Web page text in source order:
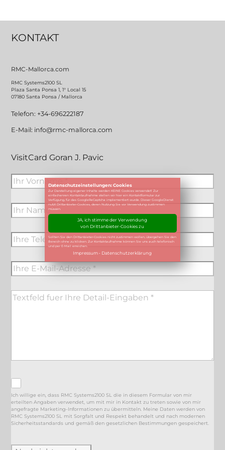
KONTAKT
RMC-Mallorca.com
RMC Systems2100 SL
Plaza Santa Ponsa 1, 1° Local 15
07180 Santa Ponsa / Mallorca
Telefon: +34-696222187
E-Mail: info@rmc-mallorca.com
VisitCard Goran J. Pavic
Ich willige ein, dass RMC Systems2100 SL die in diesem Formular von mir
erteilten Angaben verwendet, um mit mir in Kontakt zu treten sowie von mir
angefragte Marketing-Informationen zu übermitteln. Meine Daten werden von
RMC Systems2100 SL mit Sorgfalt und Respekt behandelt und nach modernen
Sicherheitsstandards und gemäß den gesetzlichen Bestimmungen gespeichert.
Datenschutzeinstellungen: Cookies
Zur Darstellung eigener Inhalte werden KEINE Cookies verwendet! Zur
einfachenren Kontaktaufnahme stellen wir hier ein Kontaktformular zur
Verfügung, für das GoogleReCaptcha implementiert wurde. Dieser GoogleDienst
nutzt Drittanbieter-Cookies, deren Nutzung Sie vor Verwendung zustimmen
müssen.
JA, ich stimme der Verwendung
von Drittanbieter-Cookies zu
Sollten Sie den Drittanbieter-Cookies nicht zustimmen wollen, übergehen Sie den
Bereich ohne zu klicken. Zur Kontaktaufnahme können Sie uns auch telefonisch
und per E-Mail erreichen.
Impressum• Datenschutzerklärung